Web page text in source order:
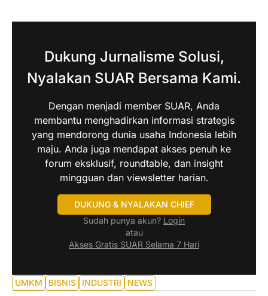
Dukung Jurnalisme Solusi,
Nyalakan SUAR Bersama Kami.
Dengan menjadi member SUAR, Anda
membantu menghadirkan informasi strategis
yang mendorong dunia usaha Indonesia lebih
maju. Anda juga mendapat akses penuh ke
forum eksklusif, roundtable, dan insight
mingguan dan viewsletter harian.
DUKUNG & NYALAKAN CHIEF
Sudah punya akun? Login
atau
Akses Gratis SUAR Selama 7 Hari
UMKM BISNIS INDUSTRI NEWS